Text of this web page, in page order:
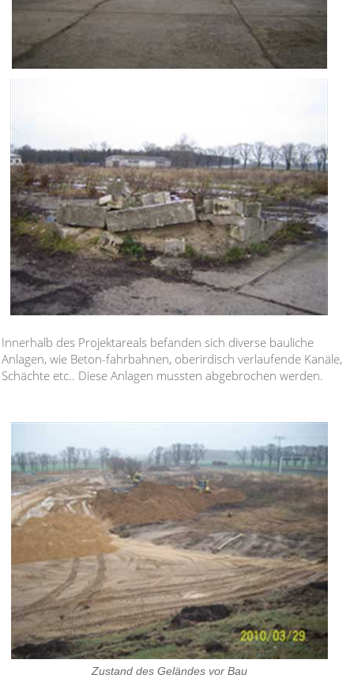
Innerhalb des Projektareals befanden sich diverse bauliche
Anlagen, wie Beton-fahrbahnen, oberirdisch verlaufende Kanäle,
Schächte etc.. Diese Anlagen mussten abgebrochen werden.
Zustand des Geländes vor Bau